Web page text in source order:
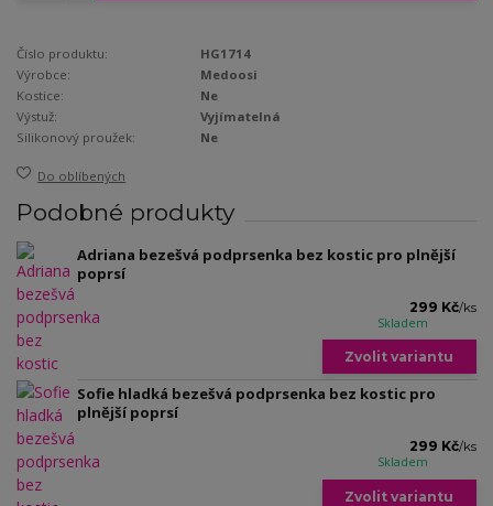
Číslo produktu:
HG1714
Výrobce:
Medoosi
Kostice:
Ne
Výstuž:
Vyjímatelná
Silikonový proužek:
Ne
Do oblíbených
Podobné produkty
Adriana bezešvá podprsenka bez kostic pro plnější
poprsí
299 Kč/ks
Skladem
Zvolit variantu
Sofie hladká bezešvá podprsenka bez kostic pro
plnější poprsí
299 Kč/ks
Skladem
Zvolit variantu